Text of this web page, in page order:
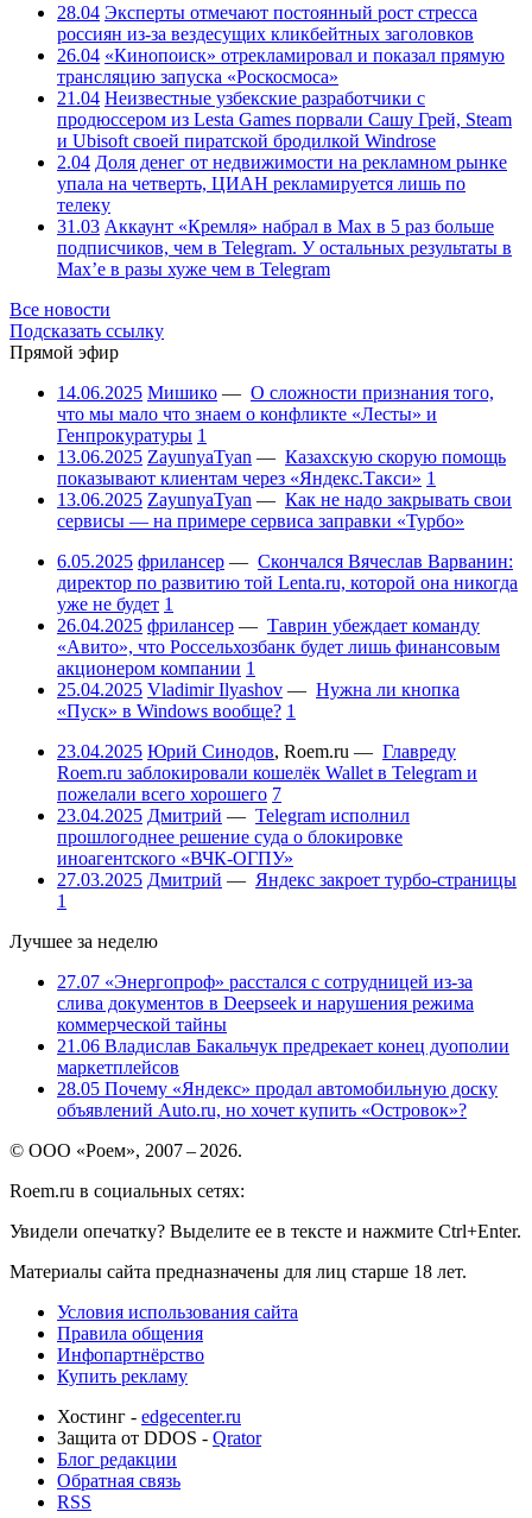
28.04 Эксперты отмечают постоянный рост стресса
россиян из-за вездесущих кликбейтных заголовков
26.04 «Кинопоиск» отрекламировал и показал прямую
трансляцию запуска «Роскосмоса»
21.04 Неизвестные узбекские разработчики с
продюссером из Lesta Games порвали Сашу Грей, Steam
и Ubisoft своей пиратской бродилкой Windrose
2.04 Доля денег от недвижимости на рекламном рынке
упала на четверть, ЦИАН рекламируется лишь по
телеку
31.03 Аккаунт «Кремля» набрал в Max в 5 раз больше
подписчиков, чем в Telegram. У остальных результаты в
Max’е в разы хуже чем в Telegram
Все новости
Подсказать ссылку
Прямой эфир
14.06.2025 Мишико — О сложности признания того,
что мы мало что знаем о конфликте «Лесты» и
Генпрокуратуры 1
13.06.2025 ZayunyaTyan — Казахскую скорую помощь
показывают клиентам через «Яндекс.Такси» 1
13.06.2025 ZayunyaTyan — Как не надо закрывать свои
сервисы — на примере сервиса заправки «Турбо»
6.05.2025 фрилансер — Скончался Вячеслав Варванин:
директор по развитию той Lenta.ru, которой она никогда
уже не будет 1
26.04.2025 фрилансер — Таврин убеждает команду
«Авито», что Россельхозбанк будет лишь финансовым
акционером компании 1
25.04.2025 Vladimir Ilyashov — Нужна ли кнопка
«Пуск» в Windows вообще? 1
23.04.2025 Юрий Синодов, Roem.ru — Главреду
Roem.ru заблокировали кошелёк Wallet в Telegram и
пожелали всего хорошего 7
23.04.2025 Дмитрий — Telegram исполнил
прошлогоднее решение суда о блокировке
иноагентского «ВЧК-ОГПУ»
27.03.2025 Дмитрий — Яндекс закроет турбо-страницы
1
Лучшее за неделю
27.07 «Энергопроф» расстался с сотрудницей из-за
слива документов в Deepseek и нарушения режима
коммерческой тайны
21.06 Владислав Бакальчук предрекает конец дуополии
маркетплейсов
28.05 Почему «Яндекс» продал автомобильную доску
объявлений Auto.ru, но хочет купить «Островок»?
© ООО «Роем», 2007 – 2026.
Roem.ru в социальных сетях:
Увидели опечатку? Выделите ее в тексте и нажмите Ctrl+Enter.
Материалы сайта предназначены для лиц старше 18 лет.
Условия использования сайта
Правила общения
Инфопартнёрство
Купить рекламу
Хостинг - edgecenter.ru
Защита от DDOS - Qrator
Блог редакции
Обратная связь
RSS